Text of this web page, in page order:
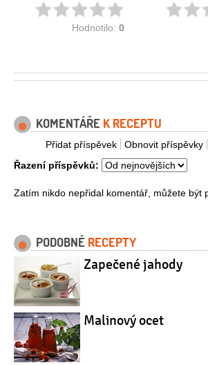
Hodnotilo: 0
KOMENTÁŘE K RECEPTU
Obnovit příspěvky
Přidat příspěvek
Řazení příspěvků:
Zatím nikdo nepřidal komentář, můžete být
PODOBNÉ RECEPTY
Zapečené jahody
Malinový ocet